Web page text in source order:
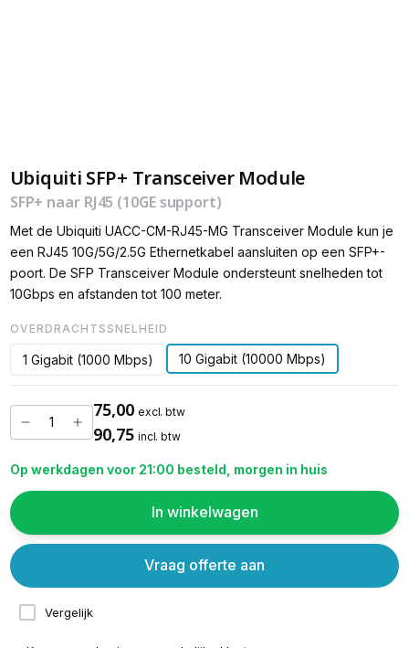
Ubiquiti SFP+ Transceiver Module
SFP+ naar RJ45 (10GE support)
Met de Ubiquiti UACC-CM-RJ45-MG Transceiver Module kun je
een RJ45 10G/5G/2.5G Ethernetkabel aansluiten op een SFP+-
poort. De SFP Transceiver Module ondersteunt snelheden tot
10Gbps en afstanden tot 100 meter.
OVERDRACHTSSNELHEID
1 Gigabit (1000 Mbps) 10 Gigabit (10000 Mbps)
75,00 excl. btw
90,75 incl. btw
Op werkdagen voor 21:00 besteld, morgen in huis
In winkelwagen
Vergelijk
Vraag offerte aan